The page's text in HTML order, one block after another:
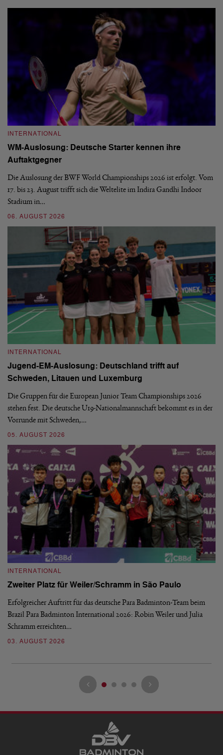
INTERNATIONAL
WM-Auslosung: Deutsche Starter kennen ihre
Auftaktgegner
Die Auslosung der BWF World Championships 2026 ist erfolgt. Vom
17. bis 23. August trifft sich die Weltelite im Indira Gandhi Indoor
Stadium in…
06. AUGUST 2026
INTERNATIONAL
Jugend-EM-Auslosung: Deutschland trifft auf
Schweden, Litauen und Luxemburg
Die Gruppen für die European Junior Team Championships 2026
stehen fest. Die deutsche U19-Nationalmannschaft bekommt es in der
Vorrunde mit Schweden,…
05. AUGUST 2026
INTERNATIONAL
Zweiter Platz für Weiler/Schramm in São Paulo
Erfolgreicher Auftritt für das deutsche Para Badminton-Team beim
Brazil Para Badminton International 2026: Robin Weiler und Julia
Schramm erreichten…
03. AUGUST 2026